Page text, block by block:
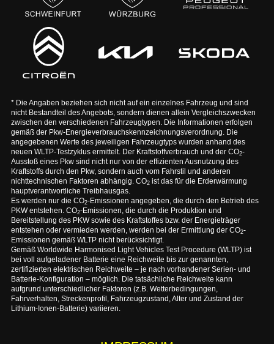
* Die Angaben beziehen sich nicht auf ein einzelnes Fahrzeug und sind
nicht Bestandteil des Angebots, sondern dienen allein Vergleichszwecken
zwischen den verschiedenen Fahrzeugtypen. Die Informationen erfolgen
gemäß der Pkw-Energieverbrauchskennzeichnungsverordnung. Die
angegebenen Werte des jeweiligen Fahrzeugtyps wurden anhand des
neuen WLTP-Testzyklus ermittelt. Der Kraftstoffverbrauch und der CO2-
Ausstoß eines Pkw sind nicht nur von der effizienten Ausnutzung des
Kraftstoffs durch den Pkw, sondern auch vom Fahrstil und anderen
nichttechnischen Faktoren abhängig. CO2ist das für die Erderwärmung
hauptverantwortliche Treibhausgas.
Es werden nur die CO2-Emissionen angegeben, die durch den Betrieb des
PKW entstehen. CO2-Emissionen, die durch die Produktion und
Bereitstellung des PKW sowie des Kraftstoffes bzw. der Energieträger
entstehen oder vermieden werden, werden bei der Ermittlung der CO2-
Emissionen gemäß WLTP nicht berücksichtigt.
Gemäß Worldwide Harmonised Light Vehicles Test Procedure (WLTP) ist
bei voll aufgeladener Batterie eine Reichweite bis zur genannten,
zertifizierten elektrischen Reichweite – je nach vorhandener Serien- und
Batterie-Konfiguration – möglich. Die tatsächliche Reichweite kann
aufgrund unterschiedlicher Faktoren (z.B. Wetterbedingungen,
Fahrverhalten, Streckenprofil, Fahrzeugzustand, Alter und Zustand der
Lithium-Ionen-Batterie) variieren.